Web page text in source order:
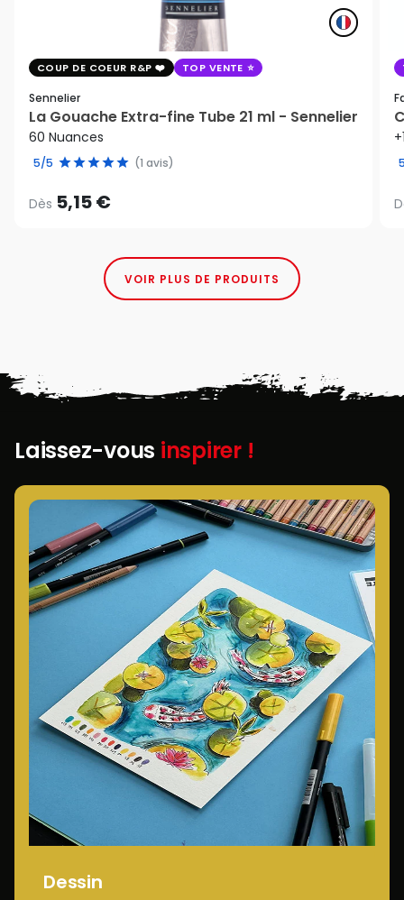
COUP DE COEUR R&P TOP VENTE
Sennelier
La Gouache Extra-fine Tube 21 ml - Sennelier
60 Nuances
5/5 (1 avis)
Dès 5,15 €
VOIR PLUS DE PRODUITS
Laissez-vous inspirer !
Dessin